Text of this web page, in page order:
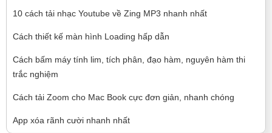
10 cách tải nhạc Youtube về Zing MP3 nhanh nhất
Cách thiết kế màn hình Loading hấp dẫn
Cách bấm máy tính lim, tích phân, đạo hàm, nguyên hàm thi
trắc nghiệm
Cách tải Zoom cho Mac Book cực đơn giản, nhanh chóng
App xóa rãnh cười nhanh nhất